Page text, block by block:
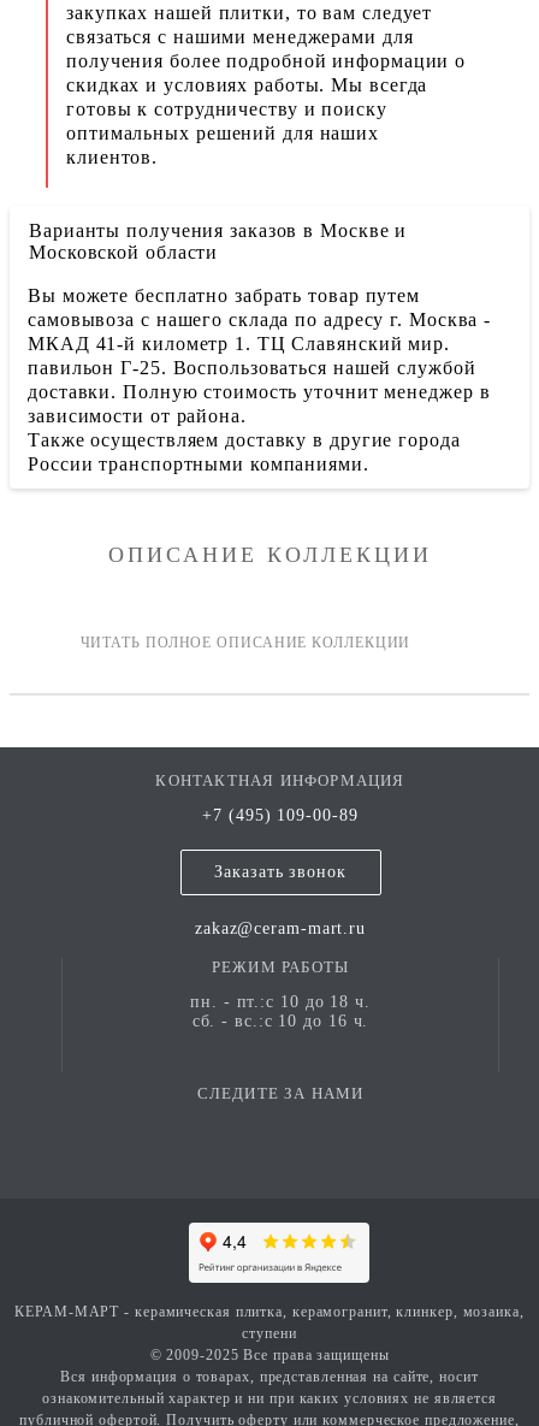
закупках нашей плитки, то вам следует
связаться с нашими менеджерами для
получения более подробной информации о
скидках и условиях работы. Мы всегда
готовы к сотрудничеству и поиску
оптимальных решений для наших
клиентов.
Варианты получения заказов в Москве и
Московской области
Вы можете бесплатно забрать товар путем
самовывоза с нашего склада по адресу г. Москва -
МКАД 41-й километр 1. ТЦ Славянский мир.
павильон Г-25. Воспользоваться нашей службой
доставки. Полную стоимость уточнит менеджер в
зависимости от района.
Также осуществляем доставку в другие города
России транспортными компаниями.
ОПИСАНИЕ КОЛЛЕКЦИИ
КОНТАКТНАЯ ИНФОРМАЦИЯ
+7 (495) 109-00-89
Заказать звонок
zakaz@ceram-mart.ru
РЕЖИМ РАБОТЫ
пн. - пт.:с 10 до 18 ч.
сб. - вс.:с 10 до 16 ч.
СЛЕДИТЕ ЗА НАМИ
КЕРАМ-МАРТ - керамическая плитка, керамогранит, клинкер, мозаика,
ступени
© 2009-2025 Все права защищены
Вся информация о товарах, представленная на сайте, носит
ознакомительный характер и ни при каких условиях не является
публичной офертой. Получить оферту или коммерческое предложение,